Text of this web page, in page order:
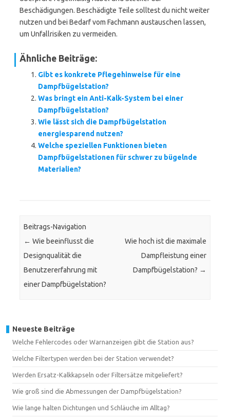
Beschädigungen. Beschädigte Teile solltest du nicht weiter
nutzen und bei Bedarf vom Fachmann austauschen lassen,
um Unfallrisiken zu vermeiden.
Ähnliche Beiträge:
Gibt es konkrete Pflegehinweise für eine
Dampfbügelstation?
Was bringt ein Anti-Kalk-System bei einer
Dampfbügelstation?
Wie lässt sich die Dampfbügelstation
energiesparend nutzen?
Welche speziellen Funktionen bieten
Dampfbügelstationen für schwer zu bügelnde
Materialien?
Beitrags-Navigation
← Wie beeinflusst die
Designqualität die
Benutzererfahrung mit
einer Dampfbügelstation?
Wie hoch ist die maximale
Dampfleistung einer
Dampfbügelstation? →
Neueste Beiträge
Welche Fehlercodes oder Warnanzeigen gibt die Station aus?
Welche Filtertypen werden bei der Station verwendet?
Werden Ersatz-Kalkkapseln oder Filtersätze mitgeliefert?
Wie groß sind die Abmessungen der Dampfbügelstation?
Wie lange halten Dichtungen und Schläuche im Alltag?